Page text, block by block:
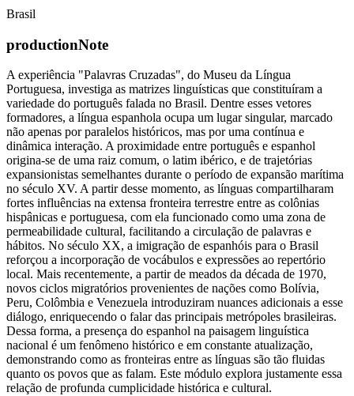
Brasil
productionNote
A experiência "Palavras Cruzadas", do Museu da Língua
Portuguesa, investiga as matrizes linguísticas que constituíram a
variedade do português falada no Brasil. Dentre esses vetores
formadores, a língua espanhola ocupa um lugar singular, marcado
não apenas por paralelos históricos, mas por uma contínua e
dinâmica interação. A proximidade entre português e espanhol
origina-se de uma raiz comum, o latim ibérico, e de trajetórias
expansionistas semelhantes durante o período de expansão marítima
no século XV. A partir desse momento, as línguas compartilharam
fortes influências na extensa fronteira terrestre entre as colônias
hispânicas e portuguesa, com ela funcionado como uma zona de
permeabilidade cultural, facilitando a circulação de palavras e
hábitos. No século XX, a imigração de espanhóis para o Brasil
reforçou a incorporação de vocábulos e expressões ao repertório
local. Mais recentemente, a partir de meados da década de 1970,
novos ciclos migratórios provenientes de nações como Bolívia,
Peru, Colômbia e Venezuela introduziram nuances adicionais a esse
diálogo, enriquecendo o falar das principais metrópoles brasileiras.
Dessa forma, a presença do espanhol na paisagem linguística
nacional é um fenômeno histórico e em constante atualização,
demonstrando como as fronteiras entre as línguas são tão fluidas
quanto os povos que as falam. Este módulo explora justamente essa
relação de profunda cumplicidade histórica e cultural.